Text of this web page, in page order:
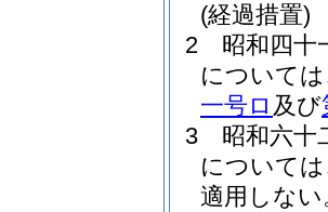
(経過措置)
2
昭和四十
について
一号ロ 及び
3
昭和六十
について
適用しない